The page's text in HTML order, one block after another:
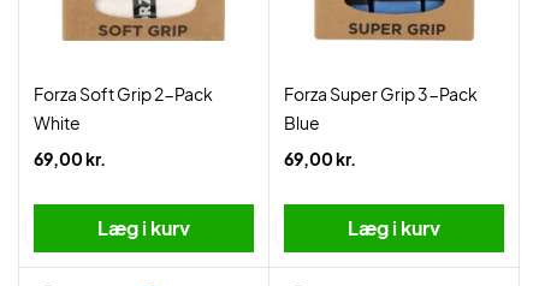
Forza Soft Grip 2-Pack
White
69,00 kr.
Læg i kurv
Forza Super Grip 3-Pack
Blue
69,00 kr.
Læg i kurv